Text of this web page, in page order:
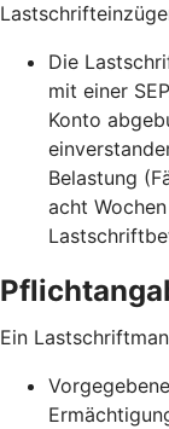
Die
mit einer
Konto
Belastung
acht
Ein